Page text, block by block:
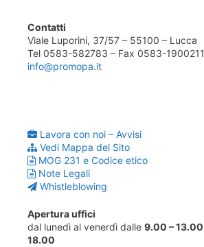
Contatti
Viale Luporini, 37/57 – 55100 – Lucca
Tel 0583-582783 – Fax 0583-1900211
info@promopa.it
Lavora con noi – Avvisi
Vedi Mappa del Sito
MOG 231 e Codice etico
Note Legali
Whistleblowing
Apertura uffici
dal lunedì al venerdì dalle 9.00 – 13.00
18.00